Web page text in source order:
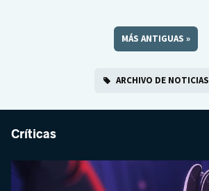
MÁS ANTIGUAS »
ARCHIVO DE NOTICIAS
Críticas